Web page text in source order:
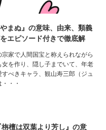
まぬ』の意味、由来、類義
エピソード付きで徹底解
家で人間国宝と称えられながら
を作り、隠し子までいて、年老
べきキャラ、観山寿三郎（ジュ
・・
檀は双葉より芳し』の意